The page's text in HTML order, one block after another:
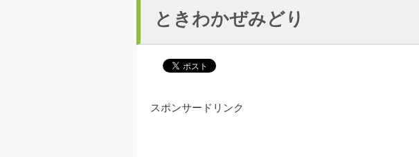
ときわかぜみどり
スポンサードリンク